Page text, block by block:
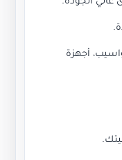
أجهزة